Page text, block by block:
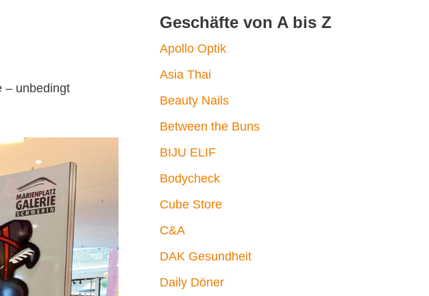
– unbedingt
Geschäfte von A bis Z
Apollo Optik
Asia Thai
Beauty Nails
Between the Buns
BIJU ELIF
Bodycheck
Cube Store
C&A
DAK Gesundheit
Daily Döner